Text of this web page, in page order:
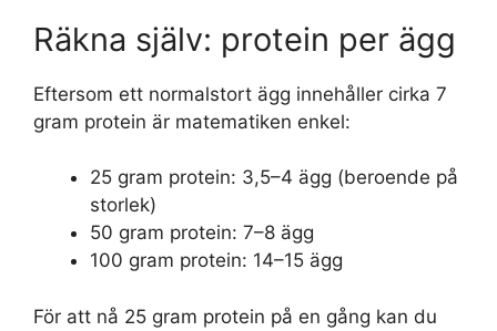
Räkna själv: protein per ägg
Eftersom ett normalstort ägg innehåller cirka 7
gram protein är matematiken enkel:
25 gram protein: 3,5–4 ägg (beroende på
storlek)
50 gram protein: 7–8 ägg
100 gram protein: 14–15 ägg
För att nå 25 gram protein på en gång kan du